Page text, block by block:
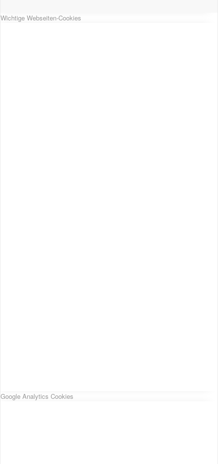
Wichtige Webseiten-Cookies
Google Analytics Cookies